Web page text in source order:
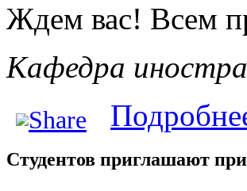
Ждем вас! Всем
Кафедра
Студентов приглашают